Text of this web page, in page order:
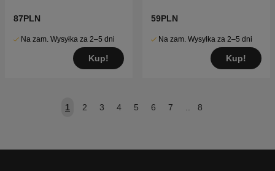
87PLN
Na zam. Wysyłka za 2–5 dni
Kup!
59PLN
Na zam. Wysyłka za 2–5 dni
Kup!
1 2 3 4 5 6 7 8